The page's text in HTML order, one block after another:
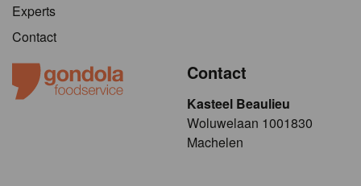
Experts
Contact
Contact
Kasteel Beaulieu
​​​Woluwelaan 1001830
Machelen